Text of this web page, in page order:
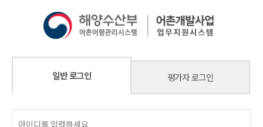
일반 로그인 평가자 로그인